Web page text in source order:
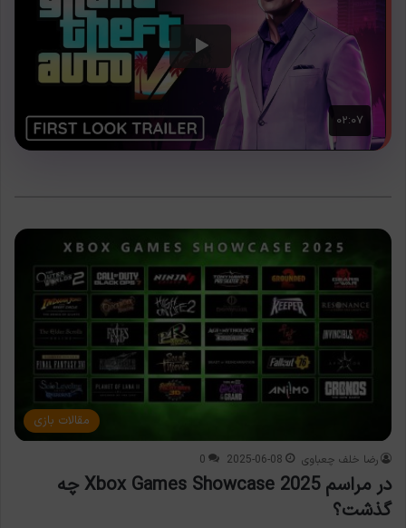
مقالات بازی
رضا خلف چعباوی 2025-06-08
0
در مراسم Xbox Games Showcase 2025 چه
گذشت؟